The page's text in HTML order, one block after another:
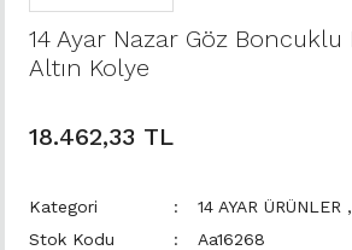
14 Ayar Nazar Göz Boncuklu
Altın Kolye
18.462,33 TL
Kategori 14 AYAR ÜRÜNLER ,
Stok Kodu
Aa16268